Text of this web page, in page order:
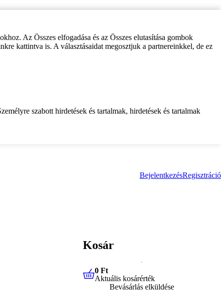
Az Összes elfogadása és az Összes elutasítása gombok
kattintva is. A választásaidat megosztjuk a partnereinkkel, de ez
szabott hirdetések és tartalmak, hirdetések és tartalmak
BejelentkezésRegisztráció
Kosár
0 FtAktuális kosárérték
0 Ft
Aktuális kosárérték
Bevásárlás elküldése